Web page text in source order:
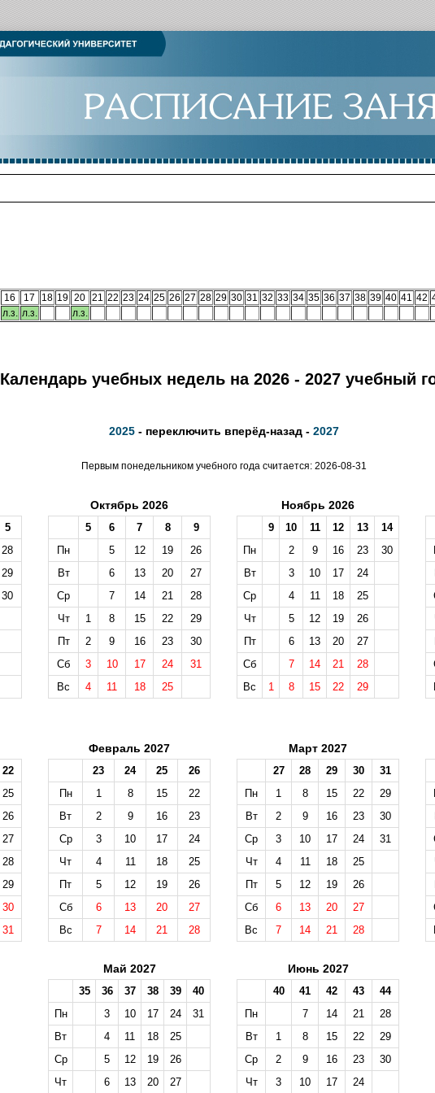
16 17 18 19 20 21 22 23 24 25 26 27 28 29 30 31 32 33 34 35 36 37 38 39 40 41 42
л.з. л.з. л.з.
Календарь учебных недель на 2026 - 2027 учебный
2025- переключить вперёд-назад - 2027
Первым понедельником учебного года считается: 2026-08-31
5
28
29
30
Октябрь 2026
5 6 7 8
9
Пн
5 12 19
26
Вт
6 13 20
27
Ср
7 14 21
28
Чт
1 8 15 22
29
Пт
2 9 16 23
30
Сб
3 10 17 24
31
Вс
4 11 18 25
Ноябрь 2026
9 10 11 12 13
14
Пн
2 9 16 23
30
Вт
3 10 17
24
Ср
4 11 18
25
Чт
5 12 19
26
Пт
6 13 20
27
Сб
7 14 21
28
Вс
1 8 15 22 29
22
25
26
27
28
29
30
31
Февраль 2027
23 24 25
26
Пн
1 8 15
22
Вт
2 9 16
23
Ср
3 10 17
24
Чт
4 11 18
25
Пт
5 12 19
26
Сб
6 13 20
27
Вс
7 14 21 28
Март 2027
27 28 29 30
31
Пн
1 8 15 22
29
Вт
2 9 16 23
30
Ср
3 10 17 24
31
Чт
4 11 18
25
Пт
5 12 19
26
Сб
6 13 20
27
Вс
7 14 21 28
Май 2027
35 36 37 38 39
40
Пн
3 10 17 24
31
Вт
4 11 18
25
Ср
5 12 19
26
Чт
6 13 20 27
Июнь 2027
40 41 42 43
44
Пн
7 14 21
28
Вт
1 8 15 22
29
Ср
2 9 16 23
30
Чт
3 10 17 24